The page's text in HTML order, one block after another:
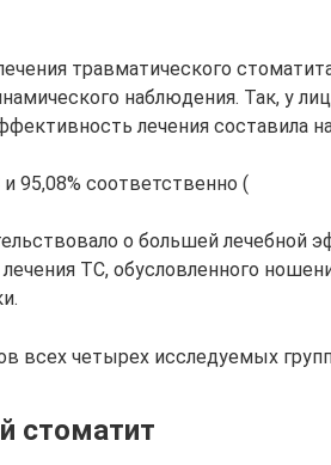
травматического
наблюдения. Так, у
лечения составила
95,08% соответственно (
о большей лечебной
ТС, обусловленного
всех четырех исследуемых
стоматит